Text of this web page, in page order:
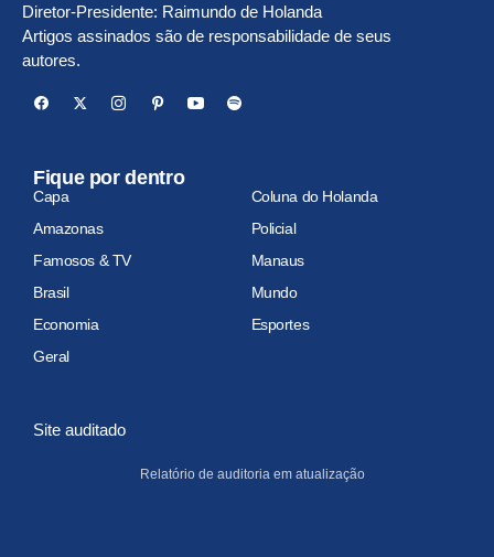
Diretor-Presidente: Raimundo de Holanda
Artigos assinados são de responsabilidade de seus
autores.
Fique por dentro
Capa
Coluna do Holanda
Amazonas
Policial
Famosos & TV
Manaus
Brasil
Mundo
Economia
Esportes
Geral
Site auditado
Relatório de auditoria em atualização